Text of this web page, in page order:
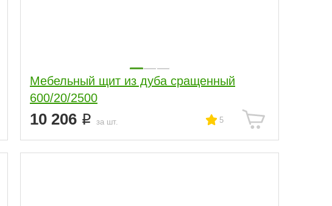
Мебельный щит из дуба сращенный
600/20/2500
10 206 за шт. 5